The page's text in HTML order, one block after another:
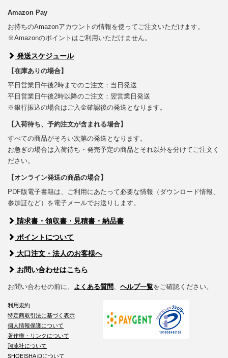
Amazon Pay
お持ちのAmazonアカウントの情報を使ってご注文いただけます。
※Amazonのポイントはご利用いただけません。
発送スケジュール
【在庫ありの場合】
平日営業日午後2時までのご注文：当日発送
平日営業日午後2時以降のご注文：翌営業日発送
※銀行振込の場合はご入金確認後の発送となります。
【入荷待ち、予約注文が含まれる場合】
すべての商品がそろい次第の発送となります。
お急ぎの場合は入荷待ち・発売予定の商品とそれ以外を分けてご注文く
ださい。
【オンライン発送の商品の場合】
PDF版電子書籍は、ご利用にあたって必要な情報（ダウンロード情報、
参加証など）を電子メールでお送りします。
請求書・領収書・見積書・納品書
ポイントについて
大口注文・法人のお客様へ
お問い合わせはこちら
お問い合わせの前に、 よくある質問 ヘルプ一覧をご確認ください。
利用規約
特定商取引法に基づく表示
個人情報保護について
著作権・リンクについて
翔泳社について
SHOEISHA iDについて